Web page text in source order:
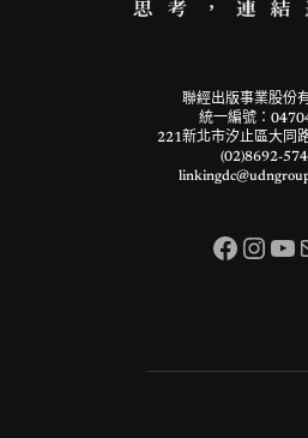
聯經出版事業股份
統一編號：
221新北市汐止區大同
(02)8692-
Facebook InstagramYouTube